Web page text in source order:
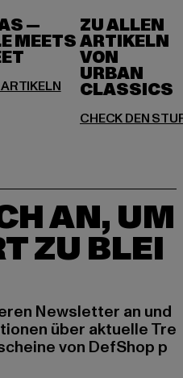
—
MEETS
ZU ALLEN
ARTIKELN
VON
URBAN
AN, UM
ZU BLEI
Newsletter an und
über aktuelle Tre
von DefShop p